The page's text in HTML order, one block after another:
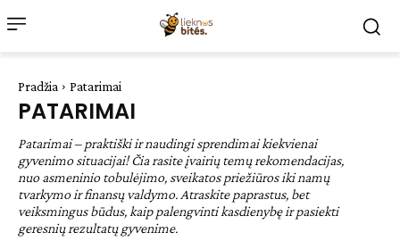
Pradžia Patarimai
PATARIMAI
Patarimai – praktiški ir naudingi sprendimai kiekvienai
gyvenimo situacijai! Čia rasite įvairių temų rekomendacijas,
nuo asmeninio tobulėjimo, sveikatos priežiūros iki namų
tvarkymo ir finansų valdymo. Atraskite paprastus, bet
veiksmingus būdus, kaip palengvinti kasdienybę ir pasiekti
geresnių rezultatų gyvenime.